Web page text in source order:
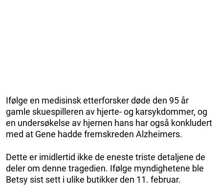
Ifølge en medisinsk etterforsker døde den 95 år
gamle skuespilleren av hjerte- og karsykdommer, og
en undersøkelse av hjernen hans har også konkludert
med at Gene hadde fremskreden Alzheimers.
Dette er imidlertid ikke de eneste triste detaljene de
deler om denne tragedien. Ifølge myndighetene ble
Betsy sist sett i ulike butikker den 11. februar.